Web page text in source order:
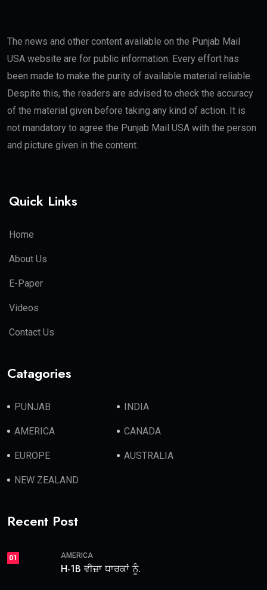
The news and other content available on the Punjab Mail
USA website are for public information. Every effort has
been made to make the purity of available material reliable.
Despite this, the readers are advised to check the accuracy
of the material given before taking any kind of action. It is
not mandatory to agree the Punjab Mail USA with the person
and picture given in the content.
Quick Links
Home
About Us
E-Paper
Videos
Contact Us
Catagories
PUNJAB INDIA
AMERICA CANADA
EUROPE AUSTRALIA
NEW ZEALAND
Recent Post
01 AMERICA
H-1B ਵੀਜ਼ਾ ਧਾਰਕਾਂ ਨੂੰ.